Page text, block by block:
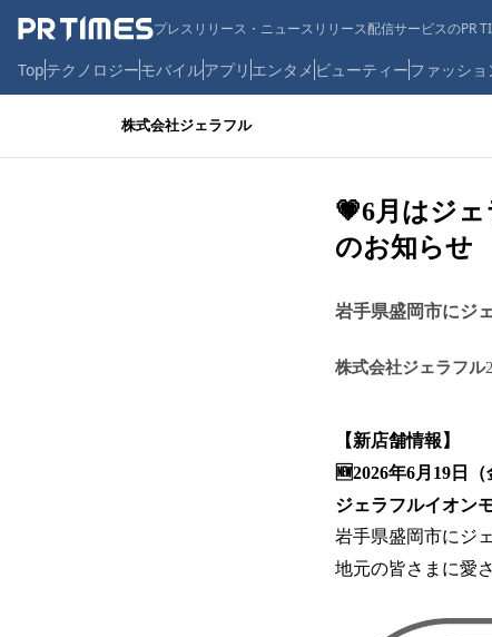
プレスリリース・ニュースリリース配信サービスのPR
Topテクノロジーモバイルアプリ エンタメ ビューティーファッショ
株式会社ジェラフル
💗6月はジ
のお知らせ
岩手県盛岡市にジ
株式会社ジェラフル
【新店舗情報】
🆕2026年6月19日（
ジェラフルイオン
岩手県盛岡市にジ
地元の皆さまに愛